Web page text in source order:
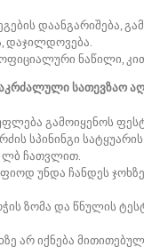
დაანგარიშება,
დაჯილდოვება.
ნაწილი,
სათევზაო
გამოიყენოს
სპინინგი
ლბ ჩათვლით.
უნდა ჩანდეს
ზომა და წნულის
არ იქნება